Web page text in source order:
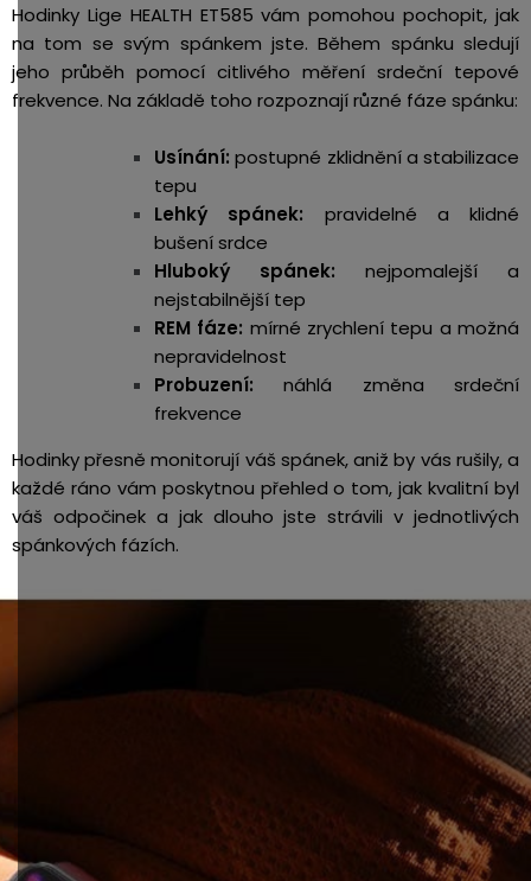
Hodinky Lige HEALTH ET585 vám pomohou pochopit, jak
na tom se svým spánkem jste. Během spánku sledují
jeho průběh pomocí citlivého měření srdeční tepové
frekvence. Na základě toho rozpoznají různé fáze spánku:
Usínání: postupné zklidnění a stabilizace
tepu
Lehký spánek: pravidelné a klidné
bušení srdce
Hluboký spánek: nejpomalejší a
nejstabilnější tep
REM fáze: mírné zrychlení tepu a možná
nepravidelnost
Probuzení: náhlá změna srdeční
frekvence
Hodinky přesně monitorují váš spánek, aniž by vás rušily, a
každé ráno vám poskytnou přehled o tom, jak kvalitní byl
váš odpočinek a jak dlouho jste strávili v jednotlivých
spánkových fázích.